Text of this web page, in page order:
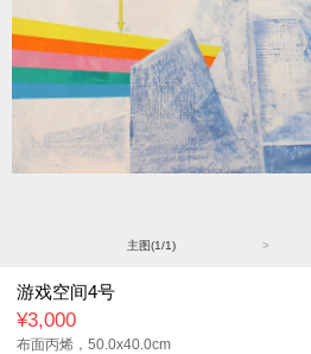
主图(1/1) >
游戏空间4号
¥3,000
布面丙烯， 50.0x40.0cm